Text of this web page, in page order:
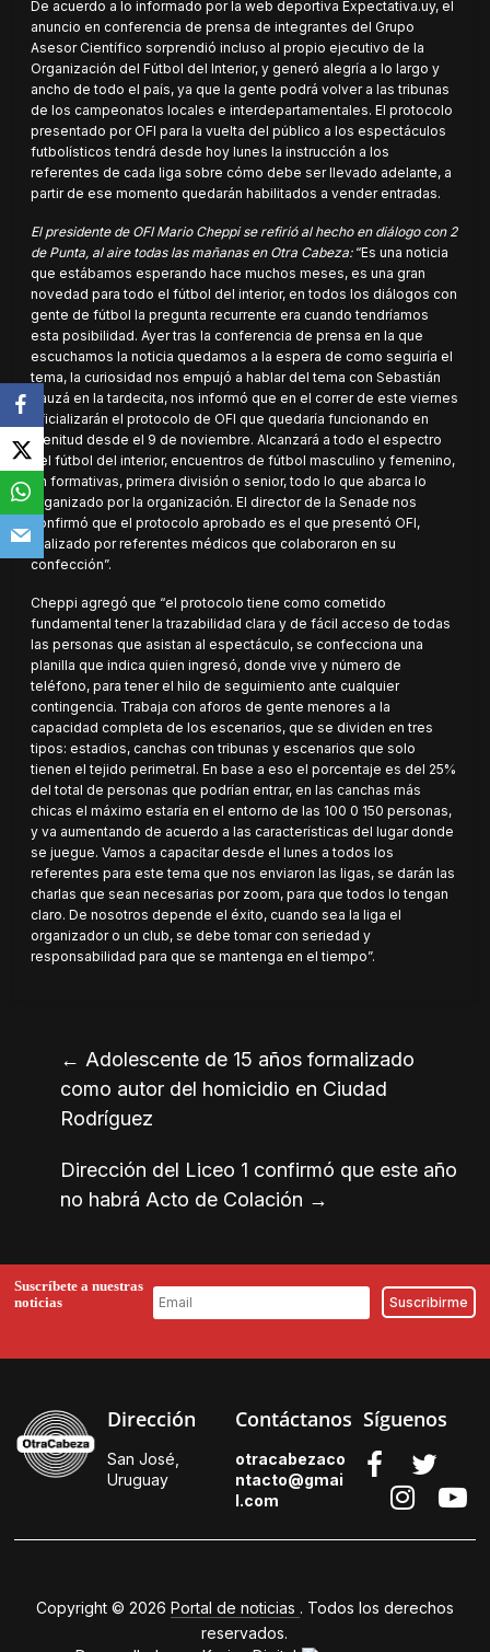
De acuerdo a lo informado por la web deportiva Expectativa.uy, el
anuncio en conferencia de prensa de integrantes del Grupo
Asesor Científico sorprendió incluso al propio ejecutivo de la
Organización del Fútbol del Interior, y generó alegría a lo largo y
ancho de todo el país, ya que la gente podrá volver a las tribunas
de los campeonatos locales e interdepartamentales. El protocolo
presentado por OFI para la vuelta del público a los espectáculos
futbolísticos tendrá desde hoy lunes la instrucción a los
referentes de cada liga sobre cómo debe ser llevado adelante, a
partir de ese momento quedarán habilitados a vender entradas.
El presidente de OFI Mario Cheppi se refirió al hecho en diálogo con 2
de Punta, al aire todas las mañanas en Otra Cabeza:“Es una noticia
que estábamos esperando hace muchos meses, es una gran
novedad para todo el fútbol del interior, en todos los diálogos con
gente de fútbol la pregunta recurrente era cuando tendríamos
esta posibilidad. Ayer tras la conferencia de prensa en la que
escuchamos la noticia quedamos a la espera de como seguiría el
tema, la curiosidad nos empujó a hablar del tema con Sebastián
Bauzá en la tardecita, nos informó que en el correr de este viernes
oficializarán el protocolo de OFI que quedaría funcionando en
plenitud desde el 9 de noviembre. Alcanzará a todo el espectro
del fútbol del interior, encuentros de fútbol masculino y femenino,
en formativas, primera división o senior, todo lo que abarca lo
organizado por la organización. El director de la Senade nos
confirmó que el protocolo aprobado es el que presentó OFI,
realizado por referentes médicos que colaboraron en su
confección”.
Cheppi agregó que “el protocolo tiene como cometido
fundamental tener la trazabilidad clara y de fácil acceso de todas
las personas que asistan al espectáculo, se confecciona una
planilla que indica quien ingresó, donde vive y número de
teléfono, para tener el hilo de seguimiento ante cualquier
contingencia. Trabaja con aforos de gente menores a la
capacidad completa de los escenarios, que se dividen en tres
tipos: estadios, canchas con tribunas y escenarios que solo
tienen el tejido perimetral. En base a eso el porcentaje es del 25%
del total de personas que podrían entrar, en las canchas más
chicas el máximo estaría en el entorno de las 100 0 150 personas,
y va aumentando de acuerdo a las características del lugar donde
se juegue. Vamos a capacitar desde el lunes a todos los
referentes para este tema que nos enviaron las ligas, se darán las
charlas que sean necesarias por zoom, para que todos lo tengan
claro. De nosotros depende el éxito, cuando sea la liga el
organizador o un club, se debe tomar con seriedad y
responsabilidad para que se mantenga en el tiempo”.
← Adolescente de 15 años formalizado
como autor del homicidio en Ciudad
Rodríguez
Dirección del Liceo 1 confirmó que este año
no habrá Acto de Colación →
Suscríbete a nuestras
noticias
Dirección
San José,
Uruguay
Contáctanos
otracabezaco
ntacto@gmai
l.com
Síguenos
Copyright © 2026 Portal de noticias . Todos los derechos
reservados.